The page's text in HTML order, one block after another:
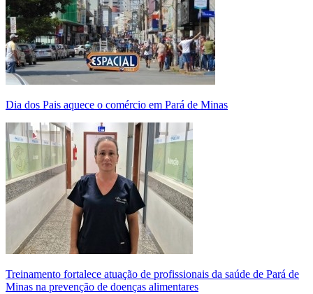
Dia dos Pais aquece o comércio em Pará de Minas
Treinamento fortalece atuação de profissionais da saúde de Pará de
Minas na prevenção de doenças alimentares